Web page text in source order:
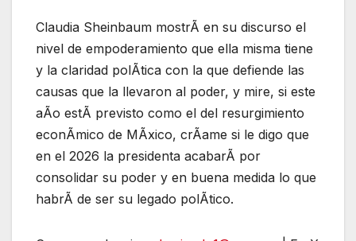
Claudia Sheinbaum mostrÃ en su discurso el
nivel de empoderamiento que ella misma tiene
y la claridad polÃtica con la que defiende las
causas que la llevaron al poder, y mire, si este
aÃo estÃ previsto como el del resurgimiento
econÃmico de MÃxico, crÃame si le digo que
en el 2026 la presidenta acabarÃ por
consolidar su poder y en buena medida lo que
habrÃ de ser su legado polÃtico.